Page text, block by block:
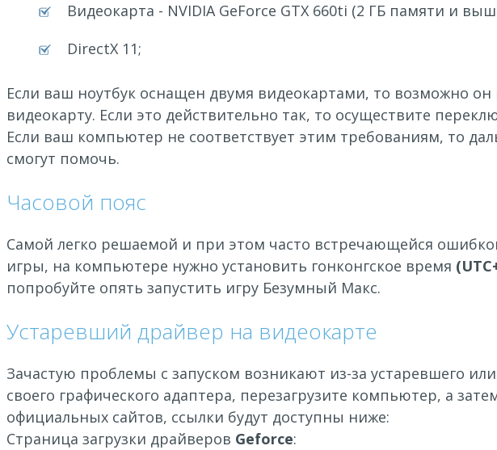
Видеокарта - NVIDIA GeForce GTX 660ti (2 ГБ памяти и
DirectX 11;
Если ваш ноутбук оснащен двумя видеокартами, то возможно
видеокарту. Если это действительно так, то осуществите
Если ваш компьютер не соответствует этим требованиям, то
смогут помочь.
Часовой пояс
Самой легко решаемой и при этом часто встречающейся
игры, на компьютере нужно установить гонконгское время
попробуйте опять запустить игру Безумный Макс.
Устаревший драйвер на видеокарте
Зачастую проблемы с запуском возникают из-за устаревшего
своего графического адаптера, перезагрузите компьютер, а
официальных сайтов, ссылки будут доступны ниже:
Страница загрузки драйверов Geforce: